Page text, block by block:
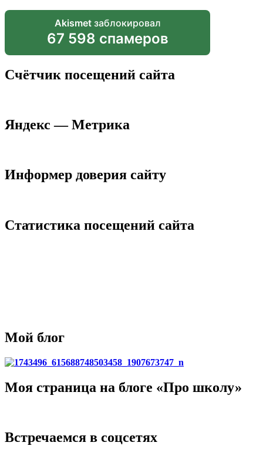
Akismetзаблокировал
67 598 спамеров
Счётчик посещений сайта
Яндекс — Метрика
Информер доверия сайту
Статистика посещений сайта
Мой блог
Моя страница на блоге «Про школу»
Встречаемся в соцсетях